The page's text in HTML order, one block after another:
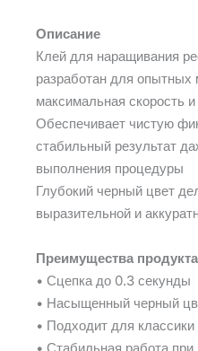
Описание
Клей для наращивания
разработан для
максимальная скорость
Обеспечивает чистую
стабильный результат
выполнения процедуры
Глубокий черный цвет
выразительной и
Преимущества продукта
• Сцепка до 0.3 секунды
• Насыщенный черный
• Подходит для